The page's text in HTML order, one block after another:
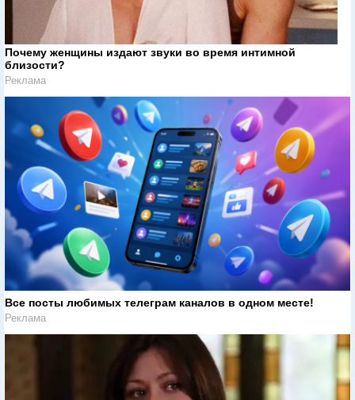
Почему женщины издают звуки во время интимной
близости?
Реклама
Все посты любимых телеграм каналов в одном месте!
Реклама